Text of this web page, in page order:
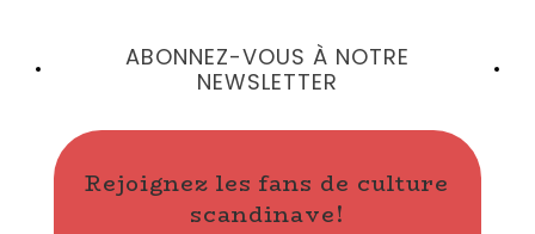
ABONNEZ-VOUS À NOTRE
NEWSLETTER
Rejoignez les fans de culture
scandinave!